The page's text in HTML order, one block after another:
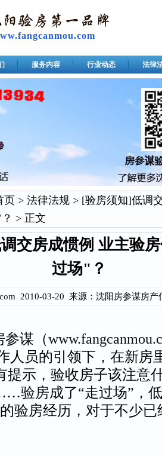
服务内容 行业动态 法律
页 > 法律法规 > [验房须知]低调
> 正文
交房成惯例 业主验
过场"？
2010-03-20 来源：沈阳房参谋房产
参谋（
人员的引领下，在新房
提示，验收房子该注意
验房成了“走过场”，
验房经历，对于不少